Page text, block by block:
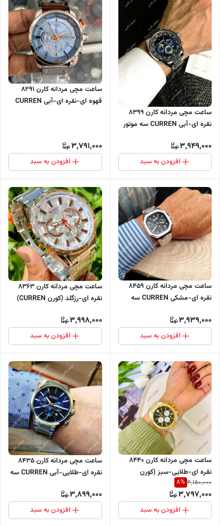
ساعت مچی مردانه کارن 8399
نقره ای-آبی CURREN سه موتور
3,949,000
افزودن به سبد
ساعت مچی مردانه کارن 8291
قهوه ای-نقره ای-آبی CURREN
3,791,000
افزودن به سبد
ساعت مچی مردانه کارن 8459
نقره ای-مشکی CURREN سه
3,939,000
افزودن به سبد
ساعت مچی مردانه کارن 8363
نقره ای-رزگلد (کورن CURREN)
3,998,000
افزودن به سبد
ساعت مچی مردانه کارن 8440
نقره ای-طلایی-سبز (کورن
CURREN) سه موتور فعال
4,150,000
8%
3,797,000
افزودن به سبد
ساعت مچی مردانه کارن 8435
نقره ای-طلایی-آبی CURREN سه
3,899,000
افزودن به سبد